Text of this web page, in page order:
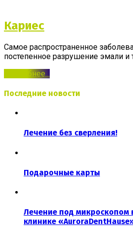
Кариес
Самое распространенное
постепенное разрушение эмали и
Подробнее...
Последние новости
Лечение без сверления!
Подарочные карты
Лечение под микроскопом
клинике